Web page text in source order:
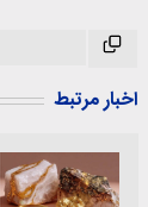
اخبار مرتبط